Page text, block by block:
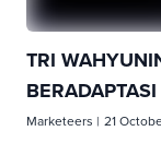
TRI
Marketeers | 21